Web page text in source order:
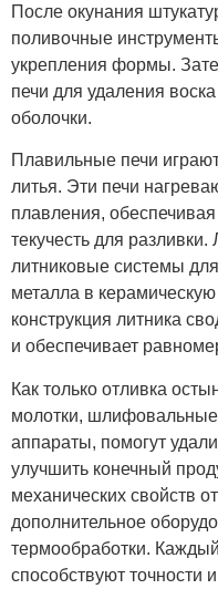
После окунания
поливочные
укрепления формы.
печи для удаления
оболочки.
Плавильные печи
литья. Эти печи
плавления,
текучесть для
литниковые системы
металла в
конструкция литника
и обеспечивает
Как только отливка
молотки,
аппараты, помогут
улучшить конечный
механических свойств
дополнительное
термообработки.
способствуют точности